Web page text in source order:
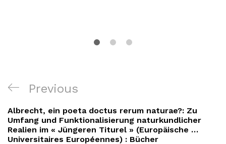
Navigation
de
l’article
Previous
Post
Previous
Albrecht, ein poeta doctus rerum naturae?: Zu
Umfang und Funktionalisierung naturkundlicher
Realien im « Jüngeren Titurel » (Europäische …
Universitaires Européennes) : Bücher